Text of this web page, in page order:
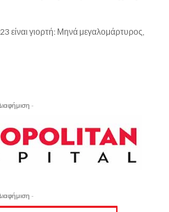
είναι γιορτή: Μηνά μεγαλομάρτυρος,
-
-